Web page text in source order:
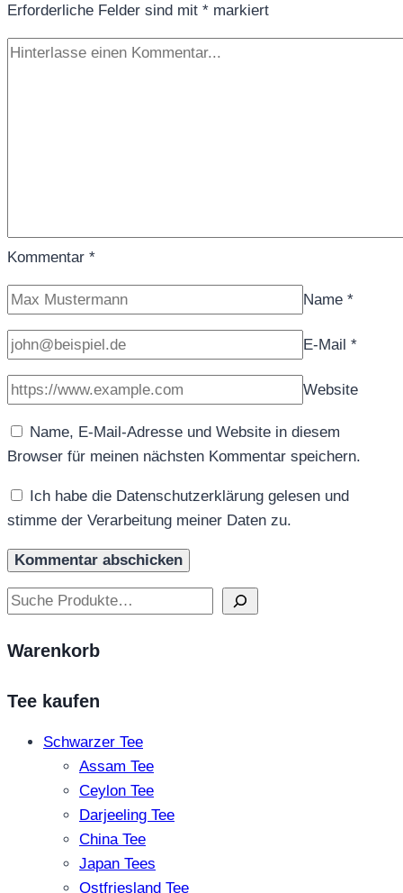
Erforderliche Felder sind mit * markiert
Kommentar *
Name *
E-Mail *
Website
Name, E-Mail-Adresse und Website in diesem
Browser für meinen nächsten Kommentar speichern.
Ich habe die Datenschutzerklärung gelesen und
stimme der Verarbeitung meiner Daten zu.
Suchen
Warenkorb
Tee kaufen
Schwarzer Tee
Assam Tee
Ceylon Tee
Darjeeling Tee
China Tee
Japan Tees
Ostfriesland Tee